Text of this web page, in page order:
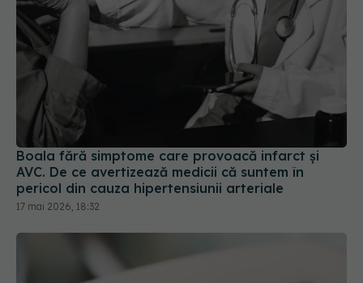
Boala fără simptome care provoacă infarct și
AVC. De ce avertizează medicii că suntem în
pericol din cauza hipertensiunii arteriale
17 mai 2026, 18:32